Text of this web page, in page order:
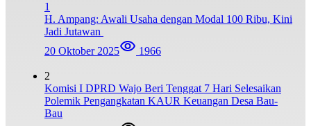
1
H. Ampang: Awali Usaha dengan Modal 100 Ribu, Kini
Jadi Jutawan
20 Oktober 2025
1966
2
Komisi I DPRD Wajo Beri Tenggat 7 Hari Selesaikan
Polemik Pengangkatan KAUR Keuangan Desa Bau-
Bau